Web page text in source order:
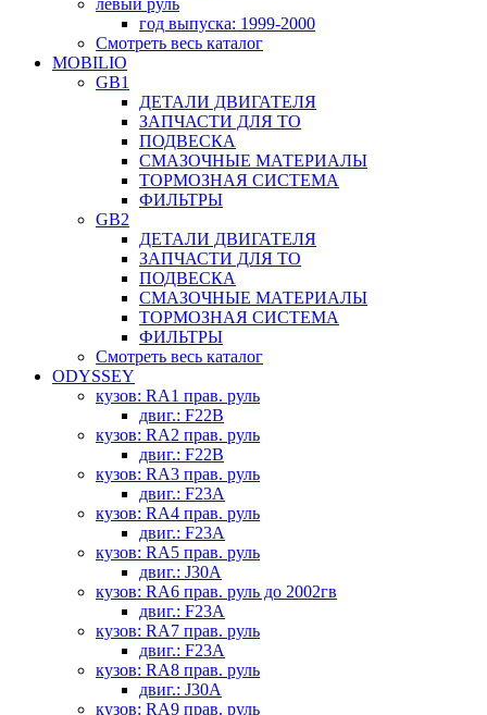
левый руль
год выпуска: 1999-2000
Смотреть весь каталог
MOBILIO
GB1
ДЕТАЛИ ДВИГАТЕЛЯ
ЗАПЧАСТИ ДЛЯ ТО
ПОДВЕСКА
СМАЗОЧНЫЕ МАТЕРИАЛЫ
ТОРМОЗНАЯ СИСТЕМА
ФИЛЬТРЫ
GB2
ДЕТАЛИ ДВИГАТЕЛЯ
ЗАПЧАСТИ ДЛЯ ТО
ПОДВЕСКА
СМАЗОЧНЫЕ МАТЕРИАЛЫ
ТОРМОЗНАЯ СИСТЕМА
ФИЛЬТРЫ
Смотреть весь каталог
ODYSSEY
кузов: RA1 прав. руль
двиг.: F22B
кузов: RA2 прав. руль
двиг.: F22B
кузов: RA3 прав. руль
двиг.: F23A
кузов: RA4 прав. руль
двиг.: F23A
кузов: RA5 прав. руль
двиг.: J30A
кузов: RA6 прав. руль до 2002гв
двиг.: F23A
кузов: RA7 прав. руль
двиг.: F23A
кузов: RA8 прав. руль
двиг.: J30A
кузов: RA9 прав. руль